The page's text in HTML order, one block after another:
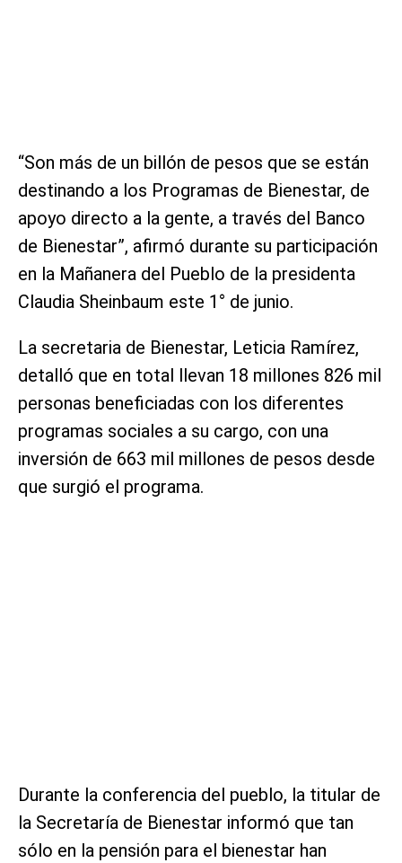
“Son más de un billón de pesos que se están
destinando a los Programas de Bienestar, de
apoyo directo a la gente, a través del Banco
de Bienestar”, afirmó durante su participación
en la Mañanera del Pueblo de la presidenta
Claudia Sheinbaum este 1° de junio.
La secretaria de Bienestar, Leticia Ramírez,
detalló que en total llevan 18 millones 826 mil
personas beneficiadas con los diferentes
programas sociales a su cargo, con una
inversión de 663 mil millones de pesos desde
que surgió el programa.
Durante la conferencia del pueblo, la titular de
la Secretaría de Bienestar informó que tan
sólo en la pensión para el bienestar han